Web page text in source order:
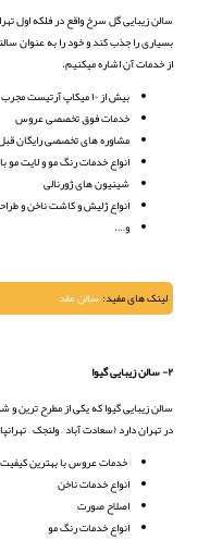
سالن زیبایی گل سرخ واقع در فلکه اول
بسیاری را جذب کند و خود را به عنوان
از خدمات آن اشاره میکنیم.
بیش از ۱۰ میکاپ آرتیست مجرب
خدمات فوق تخصصی عروس
مشاوره های تخصصی رایگان
انواع خدمات رنگ مو و لایت مو
شینیون های ژورنالی
انواع ژلیش و کاشت ناخن و
و….
لینک های مفید: سالن عقد
۲- سالن زیبایی گیوا
سالن زیبایی گیوا که یکی از مطرح ترین
در تهران دارد (سعادت آباد – ولنجک –
خدمات عروس با بهترین کیفیت
انواع خدمات ناخن
اصلاح صورت
انواع خدمات رنگ مو